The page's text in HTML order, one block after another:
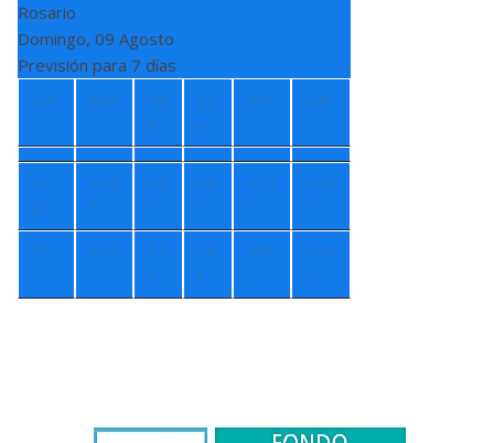
Rosario
Domingo, 09 Agosto
Previsión para 7 días
Lun
Mar
Mi
é
Ju
e
Vie Sáb
+1
6°
+16
°
+9
°
+9
°
+13
°
+16
°
0°
+1° +7
°
+8
°
+8° +10
°